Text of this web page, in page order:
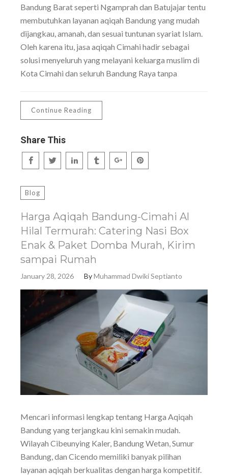
Bandung Barat seperti Ngamprah dan Batujajar tentu
membutuhkan layanan aqiqah Bandung yang mudah
dijangkau, amanah, dan sesuai tuntunan syariat Islam.
Oleh karena itu, jasa aqiqah Cimahi hadir sebagai
solusi menyeluruh yang melayani keluarga muslim di
Kota Cimahi dan seluruh Bandung Raya tanpa
Continue Reading
Share This
Blog
Harga Aqiqah Bandung-Cimahi Al
Hilal Termurah: Catering Nasi Box
Enak & Paket Domba Murah, Kirim
sampai Rumah
January 28, 2026 ByMuhammad Dwiki Septianto
Mencari informasi lengkap tentang Harga Aqiqah
Bandung yang terjangkau kini semakin mudah.
Wilayah Cibeunying Kaler, Bandung Wetan, Sumur
Bandung, dan Cicendo memiliki banyak pilihan
layanan aqiqah berkualitas dengan harga kompetitif.